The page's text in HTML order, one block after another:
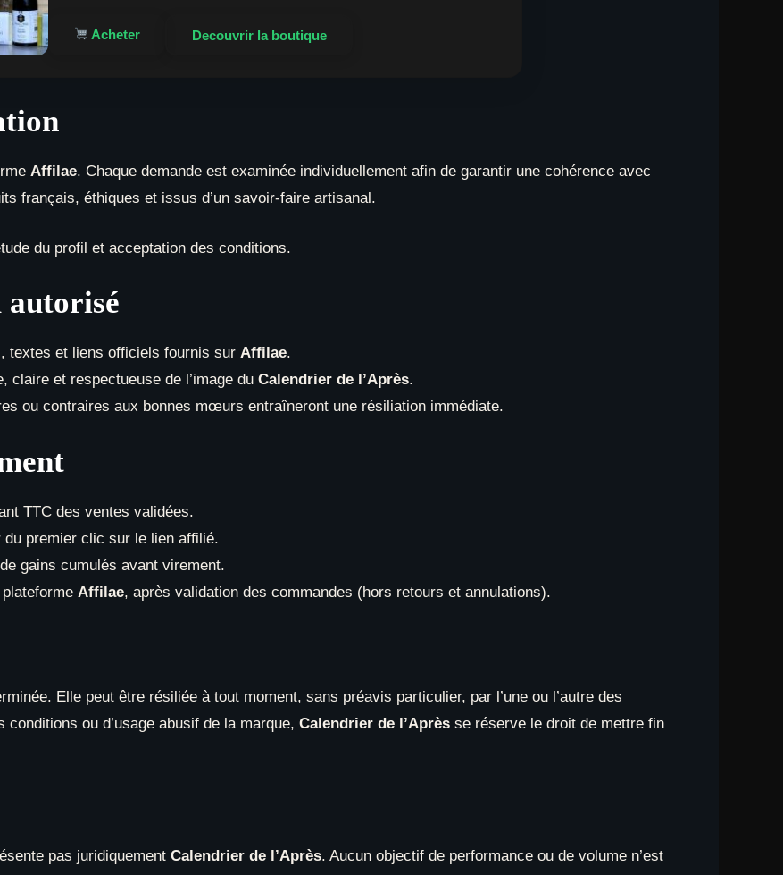
Acheter Decouvrir la boutique
Affilae. Chaque demande est examinée individuellement afin de garantir une cohérence avec
français, éthiques et issus d’un savoir-faire artisanal.
du profil et acceptation des conditions.
autorisé
textes et liens officiels fournis sur Affilae.
claire et respectueuse de l’image du Calendrier de l’Après.
ou contraires aux bonnes mœurs entraîneront une résiliation immédiate.
TTC des ventes validées.
du premier clic sur le lien affilié.
gains cumulés avant virement.
Affilae, après validation des commandes (hors retours et annulations).
Elle peut être résiliée à tout moment, sans préavis particulier, par l’une ou l’autre des
ou d’usage abusif de la marque, Calendrier de l’Après se réserve le droit de mettre fin
pas juridiquement Calendrier de l’Après. Aucun objectif de performance ou de volume n’est